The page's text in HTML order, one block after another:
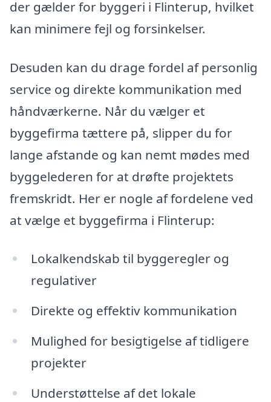
der gælder for byggeri i Flinterup, hvilket
kan minimere fejl og forsinkelser.
Desuden kan du drage fordel af personlig
service og direkte kommunikation med
håndværkerne. Når du vælger et
byggefirma tættere på, slipper du for
lange afstande og kan nemt mødes med
byggelederen for at drøfte projektets
fremskridt. Her er nogle af fordelene ved
at vælge et byggefirma i Flinterup:
Lokalkendskab til byggeregler og
regulativer
Direkte og effektiv kommunikation
Mulighed for besigtigelse af tidligere
projekter
Understøttelse af det lokale